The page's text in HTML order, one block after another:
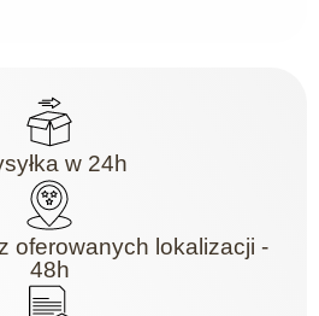
w 24h
oferowanych lokalizacji -
48h